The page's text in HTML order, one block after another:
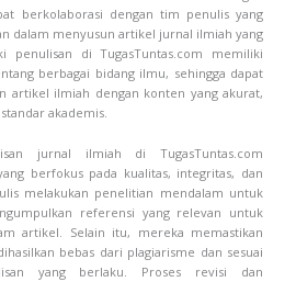
berkolaborasi dengan tim penulis yang
dalam menyusun artikel jurnal ilmiah yang
penulisan di TugasTuntas.com memiliki
berbagai bidang ilmu, sehingga dapat
artikel ilmiah dengan konten yang akurat,
akademis.
jurnal ilmiah di TugasTuntas.com
berfokus pada kualitas, integritas, dan
melakukan penelitian mendalam untuk
referensi yang relevan untuk
artikel. Selain itu, mereka memastikan
bebas dari plagiarisme dan sesuai
yang berlaku. Proses revisi dan